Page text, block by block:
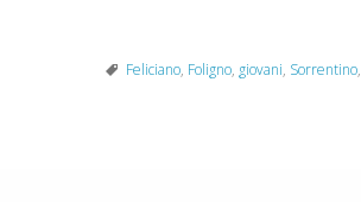
Feliciano, Foligno, giovani, Sorrentino,